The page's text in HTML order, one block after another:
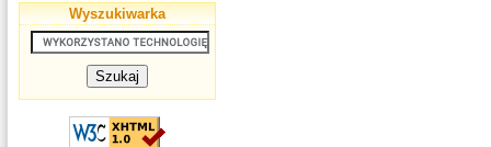
Wyszukiwarka